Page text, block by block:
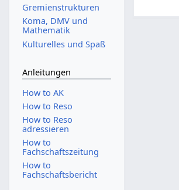
Gremienstrukturen
Koma, DMV und
Mathematik
Kulturelles und Spaß
Anleitungen
How to AK
How to Reso
How to Reso
adressieren
How to
Fachschaftszeitung
How to
Fachschaftsbericht